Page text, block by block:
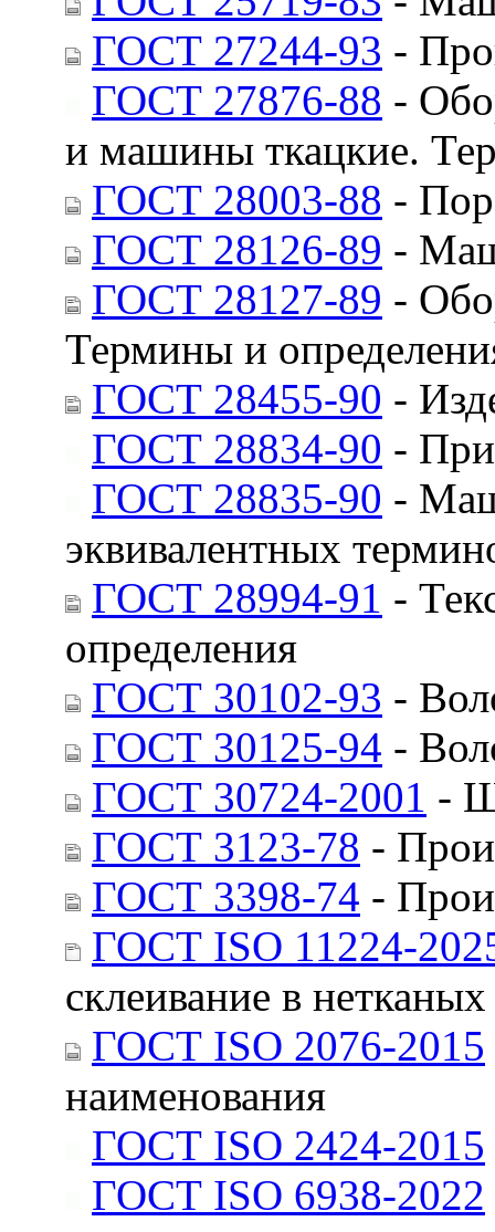
ГОСТ 27244-93 -
ГОСТ 27876-88 -
и машины ткацкие.
ГОСТ 28003-88 -
ГОСТ 28126-89 -
ГОСТ 28127-89 -
Термины и
ГОСТ 28455-90 -
ГОСТ 28834-90 -
ГОСТ 28835-90 -
эквивалентных
ГОСТ 28994-91 -
определения
ГОСТ 30102-93 -
ГОСТ 30125-94 -
ГОСТ 30724-2001 -
ГОСТ 3123-78 -
ГОСТ 3398-74 -
ГОСТ ISO 11224-
склеивание в
ГОСТ ISO 2076-2015
наименования
ГОСТ ISO 2424-2015
ГОСТ ISO 6938-2022